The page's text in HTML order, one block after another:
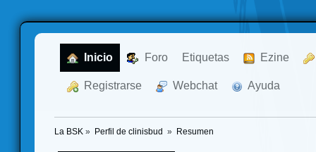
Inicio Foro Etiquetas Ezine
Registrarse Webchat Ayuda
La BSK » Perfil de clinisbud » Resumen